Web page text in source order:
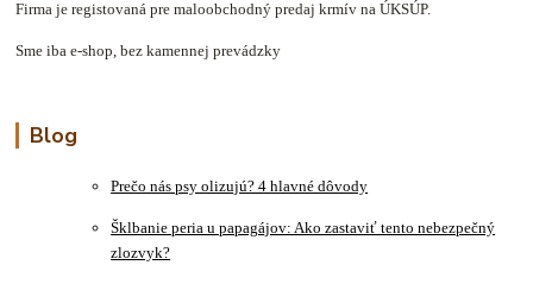
Firma je registovaná pre maloobchodný predaj krmív na ÚKSÚP.
Sme iba e-shop, bez kamennej prevádzky
Blog
Prečo nás psy olizujú? 4 hlavné dôvody
Šklbanie peria u papagájov: Ako zastaviť tento nebezpečný
zlozvyk?